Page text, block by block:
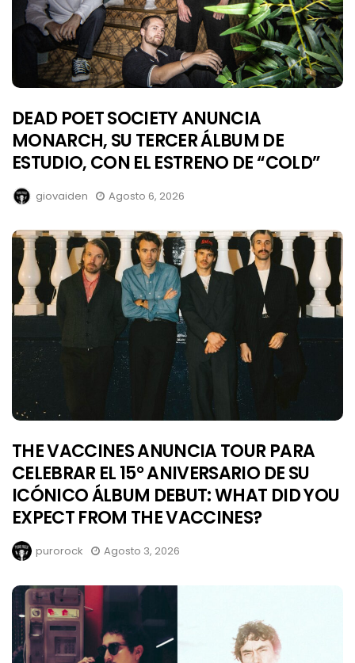
DEAD POET SOCIETY ANUNCIA
MONARCH, SU TERCER ÁLBUM DE
ESTUDIO, CON EL ESTRENO DE “COLD”
giovaiden Agosto 6, 2026
THE VACCINES ANUNCIA TOUR PARA
CELEBRAR EL 15° ANIVERSARIO DE SU
ICÓNICO ÁLBUM DEBUT: WHAT DID YOU
EXPECT FROM THE VACCINES?
purorock Agosto 3, 2026